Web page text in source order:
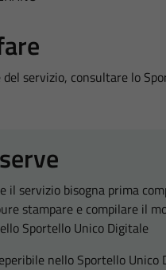
servizio, consultare lo
il servizio bisogna prima
stampare e compilare il
Sportello Unico Digitale
nello Sportello Unico